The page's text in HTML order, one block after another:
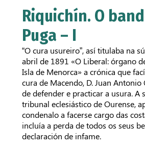
Riquichín. O
Puga – I
“O cura usureiro”, así titulaba na
abril de 1891 «O Liberal: órgano
Isla de Menorca» a crónica que
cura de Macendo, D. Juan Antonio
de defender e practicar a usura. A
tribunal eclesiástico de Ourense,
condenalo a facerse cargo das
incluía a perda de todos os seus
declaración de infame.